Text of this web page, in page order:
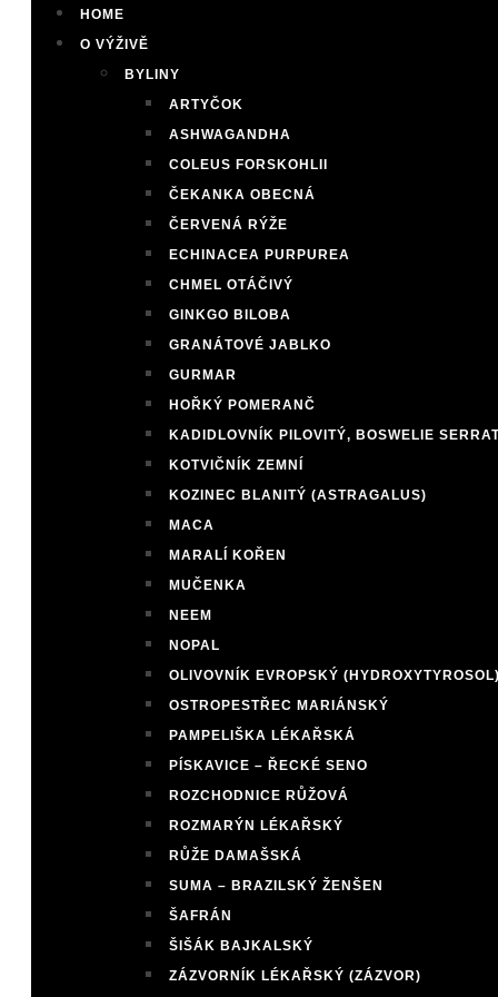
HOME
O VÝŽIVĚ
BYLINY
ARTYČOK
ASHWAGANDHA
COLEUS FORSKOHLII
ČEKANKA OBECNÁ
ČERVENÁ RÝŽE
ECHINACEA PURPUREA
CHMEL OTÁČIVÝ
GINKGO BILOBA
GRANÁTOVÉ JABLKO
GURMAR
HOŘKÝ POMERANČ
KADIDLOVNÍK PILOVITÝ, BOSWELIE
KOTVIČNÍK ZEMNÍ
KOZINEC BLANITÝ (ASTRAGALUS)
MACA
MARALÍ KOŘEN
MUČENKA
NEEM
NOPAL
OLIVOVNÍK EVROPSKÝ
OSTROPESTŘEC MARIÁNSKÝ
PAMPELIŠKA LÉKAŘSKÁ
PÍSKAVICE – ŘECKÉ SENO
ROZCHODNICE RŮŽOVÁ
ROZMARÝN LÉKAŘSKÝ
RŮŽE DAMAŠSKÁ
SUMA – BRAZILSKÝ ŽENŠEN
ŠAFRÁN
ŠIŠÁK BAJKALSKÝ
ZÁZVORNÍK LÉKAŘSKÝ (ZÁZVOR)